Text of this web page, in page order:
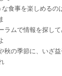
食事を楽しめるの
ラムで情報を探し
秋の季節に、いざ